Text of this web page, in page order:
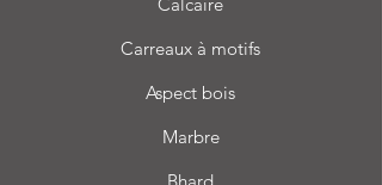
Carreaux à motifs
Aspect bois
Marbre